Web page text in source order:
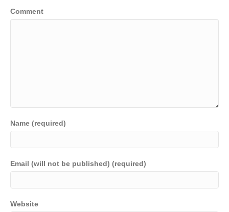
Comment
Name (required)
Email (will not be published) (required)
Website